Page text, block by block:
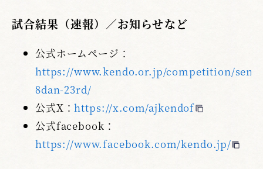
試合結果（速報）／お知らせなど
公式ホームページ：
https://www.kendo.or.jp/competition/
8dan-23rd/
公式X：https://x.com/ajkendof
公式facebook：
https://www.facebook.com/kendo.jp/